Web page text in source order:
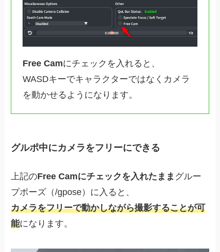
Free Camにチェックを入れると、
WASDキーでキャラクターではなくカメラ
を動かせるようになります。
グルポ中にカメラをフリーにできる
上記のFree Camにチェックを入れたまま グルー
プポーズ（/gpose）に入ると、
カメラをフリーで動かしながら撮影することが可
能になります。